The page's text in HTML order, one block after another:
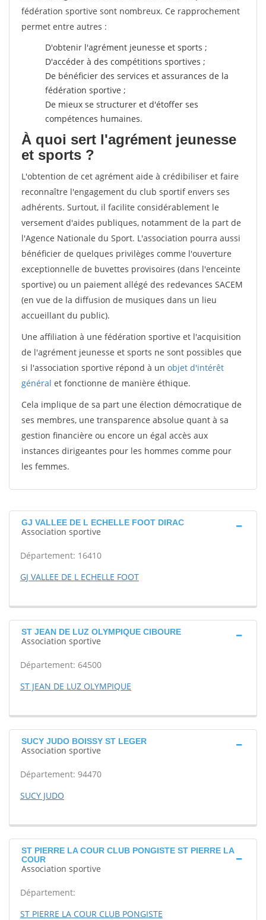
fédération sportive sont nombreux. Ce rapprochement
permet entre autres :
D'obtenir l'agrément jeunesse et sports ;
D'accéder à des compétitions sportives ;
De bénéficier des services et assurances de la
fédération sportive ;
De mieux se structurer et d'étoffer ses
compétences humaines.
À quoi sert l'agrément jeunesse
et sports ?
L'obtention de cet agrément aide à crédibiliser et faire
reconnaître l'engagement du club sportif envers ses
adhérents. Surtout, il facilite considérablement le
versement d'aides publiques, notamment de la part de
l'Agence Nationale du Sport. L'association pourra aussi
bénéficier de quelques privilèges comme l'ouverture
exceptionnelle de buvettes provisoires (dans l'enceinte
sportive) ou un paiement allégé des redevances SACEM
(en vue de la diffusion de musiques dans un lieu
accueillant du public).
Une affiliation à une fédération sportive et l'acquisition
de l'agrément jeunesse et sports ne sont possibles que
si l'association sportive répond à un objet d'intérêt
général et fonctionne de manière éthique.
Cela implique de sa part une élection démocratique de
ses membres, une transparence absolue quant à sa
gestion financière ou encore un égal accès aux
instances dirigeantes pour les hommes comme pour
les femmes.
GJ VALLEE DE L ECHELLE FOOT DIRAC
Association sportive
Département: 16410
GJ VALLEE DE L ECHELLE FOOT
ST JEAN DE LUZ OLYMPIQUE CIBOURE
Association sportive
Département: 64500
ST JEAN DE LUZ OLYMPIQUE
SUCY JUDO BOISSY ST LEGER
Association sportive
Département: 94470
SUCY JUDO
ST PIERRE LA COUR CLUB PONGISTE ST PIERRE LA
COUR
Association sportive
Département:
ST PIERRE LA COUR CLUB PONGISTE